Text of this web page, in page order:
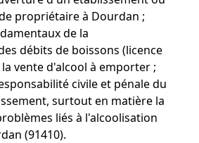
propriétaire à Dourdan ;
de la
débits de boissons (licence
vente d'alcool à emporter ;
civile et pénale du
surtout en matière la
liés à l'alcoolisation
(91410).